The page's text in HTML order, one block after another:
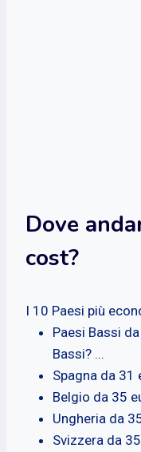
Dove
cost?
I 10 Paesi più
Paesi Bassi
Bassi? ...
Spagna da 31
Belgio da 35
Ungheria da
Svizzera da